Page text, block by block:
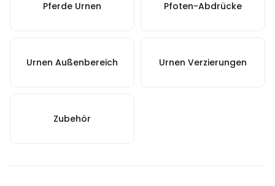
Pferde Urnen Pfoten-Abdrücke
Urnen Außenbereich Urnen Verzierungen
Zubehör